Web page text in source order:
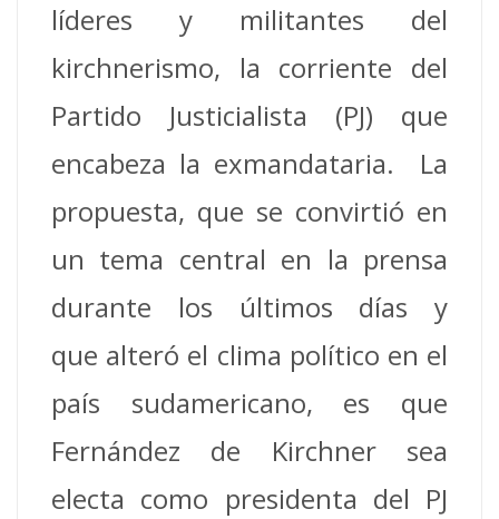
líderes y militantes del
kirchnerismo, la corriente del
Partido Justicialista (PJ) que
encabeza la exmandataria. La
propuesta, que se convirtió en
un tema central en la prensa
durante los últimos días y
que alteró el clima político en el
país sudamericano, es que
Fernández de Kirchner sea
electa como presidenta del PJ